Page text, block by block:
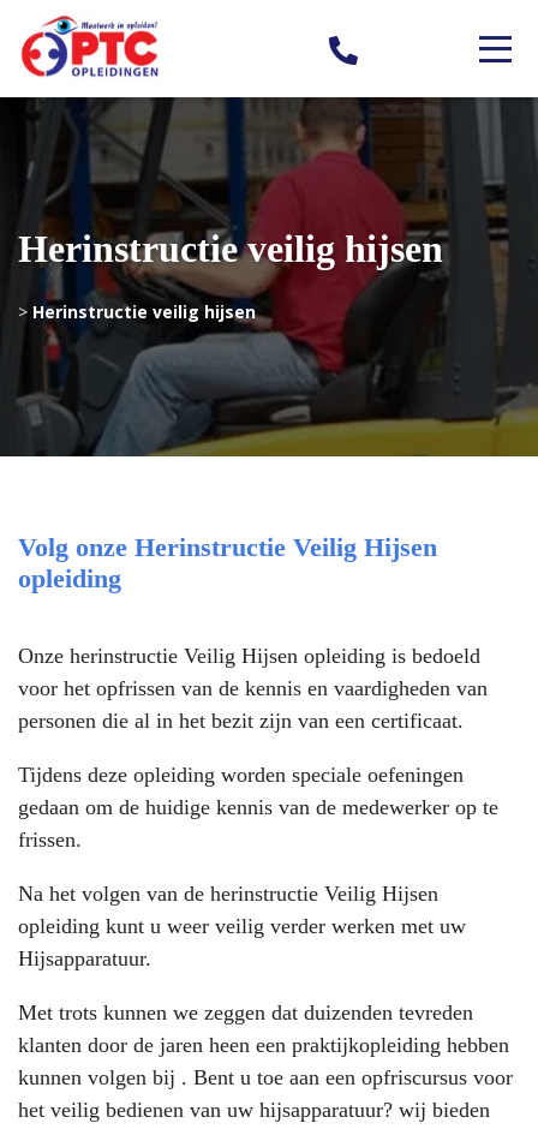
Herinstructie veilig hijsen
> Herinstructie veilig hijsen
Volg onze Herinstructie Veilig Hijsen
opleiding
Onze herinstructie Veilig Hijsen opleiding is bedoeld
voor het opfrissen van de kennis en vaardigheden van
personen die al in het bezit zijn van een certificaat.
Tijdens deze opleiding worden speciale oefeningen
gedaan om de huidige kennis van de medewerker op te
frissen.
Na het volgen van de herinstructie Veilig Hijsen
opleiding kunt u weer veilig verder werken met uw
Hijsapparatuur.
Met trots kunnen we zeggen dat duizenden tevreden
klanten door de jaren heen een praktijkopleiding hebben
kunnen volgen bij . Bent u toe aan een opfriscursus voor
het veilig bedienen van uw hijsapparatuur? wij bieden